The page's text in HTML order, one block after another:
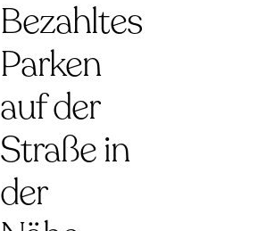
Bezahltes
Parken
auf der
Straße in
der